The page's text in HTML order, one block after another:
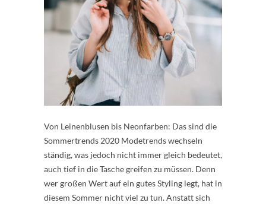
Von Leinenblusen bis Neonfarben: Das sind die
Sommertrends 2020 Modetrends wechseln
ständig, was jedoch nicht immer gleich bedeutet,
auch tief in die Tasche greifen zu müssen. Denn
wer großen Wert auf ein gutes Styling legt, hat in
diesem Sommer nicht viel zu tun. Anstatt sich